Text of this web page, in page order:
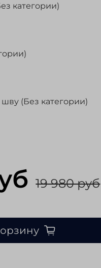
категории)
(Без категории)
19 980 руб